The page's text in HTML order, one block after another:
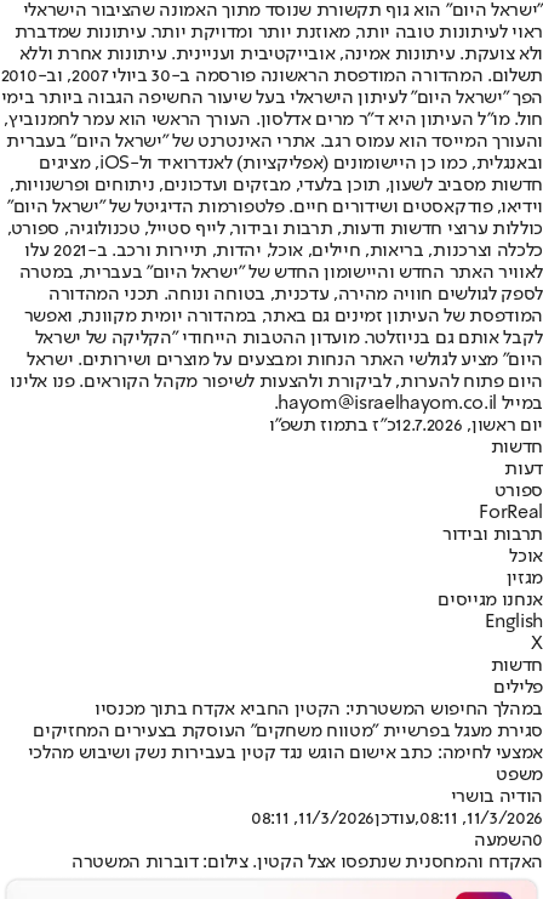
"ישראל היום" הוא גוף תקשורת שנוסד מתוך האמונה שהציבור הישראלי
ראוי לעיתונות טובה יותר, מאוזנת יותר ומדויקת יותר. עיתונות שמדברת
ולא צועקת. עיתונות אמינה, אובייקטיבית ועניינית. עיתונות אחרת וללא
תשלום. המהדורה המודפסת הראשונה פורסמה ב-30 ביולי 2007, וב-2010
הפך "ישראל היום" לעיתון הישראלי בעל שיעור החשיפה הגבוה ביותר בימי
חול. מו"ל העיתון היא ד"ר מרים אדלסון. העורך הראשי הוא עמר לחמנוביץ,
והעורך המייסד הוא עמוס רגב. אתרי האינטרנט של "ישראל היום" בעברית
ובאנגלית, כמו כן היישומונים (אפליקציות) לאנדרואיד ול-iOS, מציגים
חדשות מסביב לשעון, תוכן בלעדי, מבזקים ועדכונים, ניתוחים ופרשנויות,
וידיאו, פודקאסטים ושידורים חיים. פלטפורמות הדיגיטל של "ישראל היום"
כוללות ערוצי חדשות ודעות, תרבות ובידור, לייף סטייל, טכנולוגיה, ספורט,
כלכלה וצרכנות, בריאות, חיילים, אוכל, יהדות, תיירות ורכב. ב-2021 עלו
לאוויר האתר החדש והיישומון החדש של "ישראל היום" בעברית, במטרה
לספק לגולשים חוויה מהירה, עדכנית, בטוחה ונוחה. תכני המהדורה
המודפסת של העיתון זמינים גם באתר, במהדורה יומית מקוונת, ואפשר
לקבל אותם גם בניוזלטר. מועדון ההטבות הייחודי "הקליקה של ישראל
היום" מציע לגולשי האתר הנחות ומבצעים על מוצרים ושירותים. ישראל
היום פתוח להערות, לביקורת ולהצעות לשיפור מקהל הקוראים. פנו אלינו
במייל hayom@israelhayom.co.il.
יום ראשון, 12.7.2026
כ"ז בתמוז תשפ"ו
חדשות
דעות
ספורט
ForReal
תרבות ובידור
אוכל
מגזין
אנחנו מגייסים
English
X
חדשות
פלילים
במהלך החיפוש המשטרתי: הקטין החביא אקדח בתוך מכנסיו
סגירת מעגל בפרשיית "מטווח משחקים" העוסקת בצעירים המחזיקים
אמצעי לחימה: כתב אישום הוגש נגד קטין בעבירות נשק ושיבוש מהלכי
משפט
הודיה בושרי
11/3/2026, 08:11
,עודכן11/3/2026, 08:11
0השמעה
האקדח והמחסנית שנתפסו אצל הקטין. צילום: דוברות המשטרה